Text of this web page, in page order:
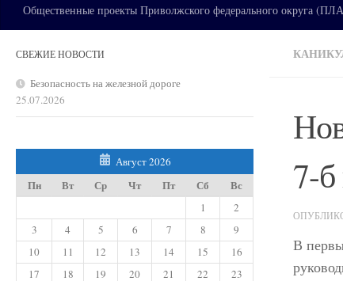
Общественные проекты Приволжского федерального округа
7-б
В
СВЕЖИЕ НОВОСТИ
Безопасность на железной дороге
25.07.2026
Август 2026
Пн Вт Ср Чт Пт Сб Вс
1
2
3
4 5 6 7 8
9
10
11 12 13 14 15
16
17
18 19 20 21 22
23